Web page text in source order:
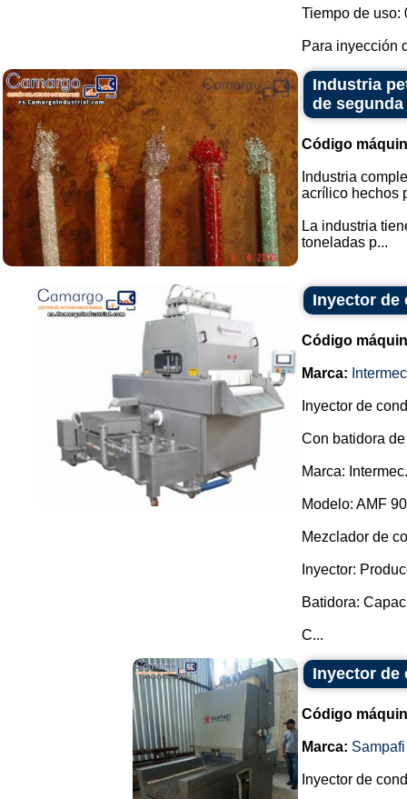
Tiempo de uso:
Para inyección
Industria
de
Código
Industria
acrílico hechos
La industria
toneladas p...
Inyector de
Código
Marca: Intermec
Inyector de
Con batidora
Marca: Intermec.
Modelo: AMF
Mezclador de
Inyector:
Batidora:
C...
Inyector de
Código
Marca: Sampafi
Inyector de